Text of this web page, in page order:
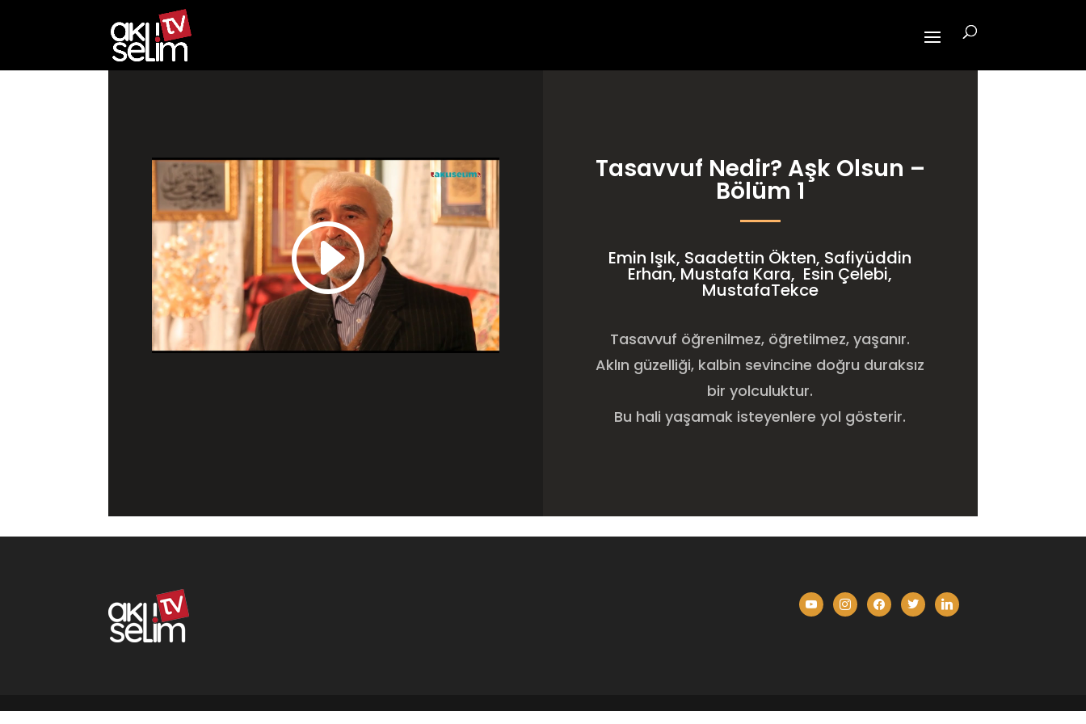
Tasavvuf Nedir? Aşk Olsun –
Bölüm 1
Emin Işık, Saadettin Ökten, Safiyüddin
Erhan, Mustafa Kara, Esin Çelebi,
MustafaTekce
Tasavvuf öğrenilmez, öğretilmez, yaşanır.
Aklın güzelliği, kalbin sevincine doğru duraksız
bir yolculuktur.
Bu hali yaşamak isteyenlere yol gösterir.
youtubeinstagramfacebooktwitterlinkedin